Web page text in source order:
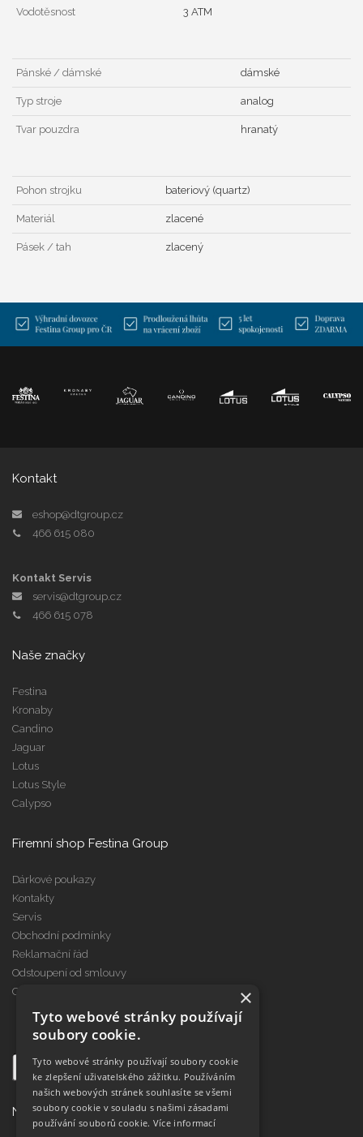
Vodotěsnost 3 ATM
Pánské / dámské dámské
Typ stroje analog
Tvar pouzdra hranatý
Pohon strojku bateriový (quartz)
Materiál zlacené
Pásek / tah zlacený
Kontakt
eshop@dtgroup.cz
466 615 080
Kontakt Servis
servis@dtgroup.cz
466 615 078
Naše značky
Festina
Kronaby
Candino
Jaguar
Lotus
Lotus Style
Calypso
Firemní shop Festina Group
Dárkové poukazy
Kontakty
Servis
Obchodní podmínky
Reklamační řád
Odstoupení od smlouvy
Cookies
Najdete nás na
×
Tyto webové stránky používají
soubory cookie.
Tyto webové stránky používají soubory cookie
ke zlepšení uživatelského zážitku. Používáním
našich webových stránek souhlasíte se všemi
soubory cookie v souladu s našimi zásadami
používání souborů cookie. Více informací